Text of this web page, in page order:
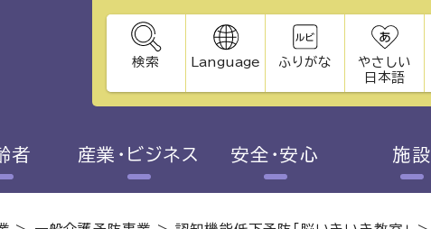
検索 Language ふりがな
やさしい
日本語
者 産業・ビジネス 安全・安心 施設